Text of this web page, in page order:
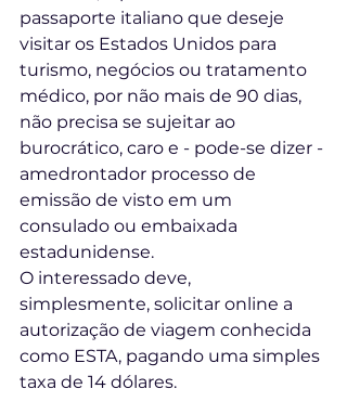
passaporte italiano que deseje
visitar os Estados Unidos para
turismo, negócios ou tratamento
médico, por não mais de 90 dias,
não precisa se sujeitar ao
burocrático, caro e - pode-se dizer -
amedrontador processo de
emissão de visto em um
consulado ou embaixada
estadunidense.
O interessado deve,
simplesmente, solicitar online a
autorização de viagem conhecida
como ESTA, pagando uma simples
taxa de 14 dólares.